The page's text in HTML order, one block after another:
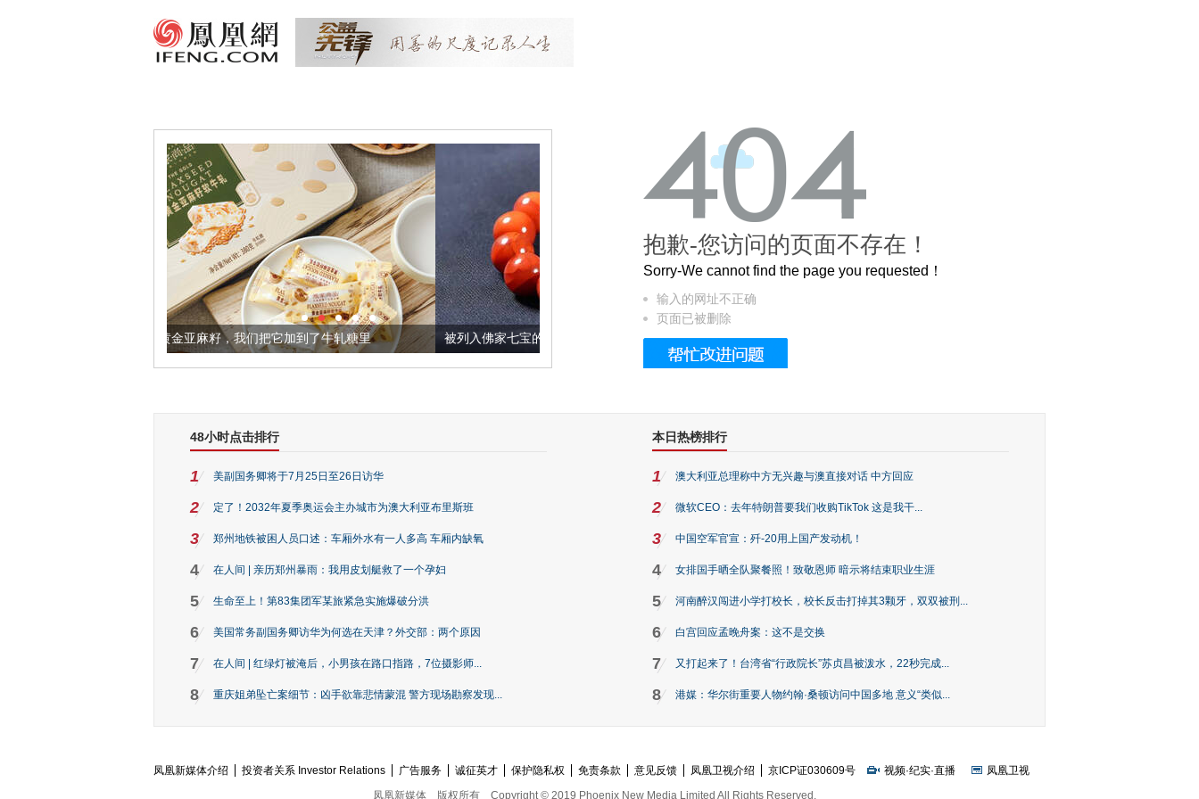
体更健康的黄金亚麻籽，我们把它加到了牛轧糖里 被列入佛家七宝的它到底有多美？ 这个3.2米的长卷，还原了600岁的紫禁城
抱歉-您访问的页面不存在！
Sorry-We cannot find the page you requested！
输入的网址不正确
页面已被删除
48小时点击排行
1 美副国务卿将于7月25日至26日访华
2 定了！2032年夏季奥运会主办城市为澳大利亚布里斯班
3 郑州地铁被困人员口述：车厢外水有一人多高 车厢内缺氧
4 在人间 | 亲历郑州暴雨：我用皮划艇救了一个孕妇
5 生命至上！第83集团军某旅紧急实施爆破分洪
6 美国常务副国务卿访华为何选在天津？外交部：两个原因
7 在人间 | 红绿灯被淹后，小男孩在路口指路，7位摄影师...
8 重庆姐弟坠亡案细节：凶手欲靠悲情蒙混 警方现场勘察发现...
本日热榜排行
1 澳大利亚总理称中方无兴趣与澳直接对话 中方回应
2 微软CEO：去年特朗普要我们收购TikTok 这是我干...
3 中国空军官宣：歼-20用上国产发动机！
4 女排国手晒全队聚餐照！致敬恩师 暗示将结束职业生涯
5 河南醉汉闯进小学打校长，校长反击打掉其3颗牙，双双被刑...
6 白宫回应孟晚舟案：这不是交换
7 又打起来了！台湾省“行政院长”苏贞昌被泼水，22秒完成...
8 港媒：华尔街重要人物约翰·桑顿访问中国多地 意义“类似...
凤凰新媒体介绍 投资者关系 Investor Relations 广告服务 诚征英才 保护隐私权 免责条款 意见反馈 凤凰卫视介绍 京ICP证030609号 视频·纪实·直播
凤凰卫视
凤凰新媒体
版权所有 Copyright © 2019 Phoenix New Media Limited All Rights Reserved.